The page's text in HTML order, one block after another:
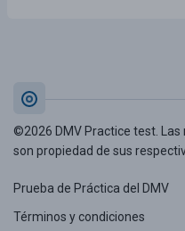
©2026 DMV Practice test.
son propiedad de sus
Prueba de Práctica del DMV
Términos y condiciones